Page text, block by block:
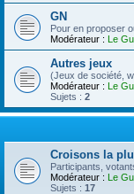
GN
Pour en proposer
Modérateur : Le
Autres jeux
(Jeux de société,
Modérateur : Le
Sujets : 2
Croisons la
Participants,
Modérateur : Le
Sujets : 17